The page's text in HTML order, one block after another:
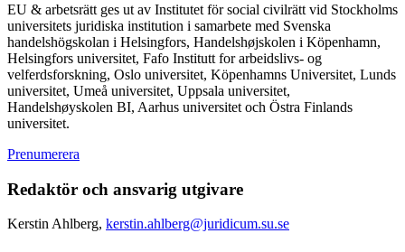
EU & arbetsrätt ges ut av Institutet för social civilrätt vid Stockholms
universitets juridiska institution i samarbete med Svenska
handelshögskolan i Helsingfors, Handelshøjskolen i Köpenhamn,
Helsingfors universitet, Fafo Institutt for arbeidslivs- og
velferdsforskning, Oslo universitet, Köpenhamns Universitet, Lunds
universitet, Umeå universitet, Uppsala universitet,
Handelshøyskolen BI, Aarhus universitet och Östra Finlands
universitet.
Prenumerera
Redaktör och ansvarig utgivare
Kerstin Ahlberg, kerstin.ahlberg@juridicum.su.se